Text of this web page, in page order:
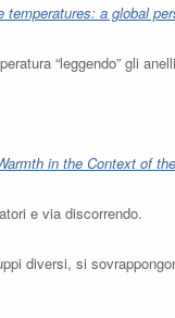
temperatures: a global
“leggendo” gli
in the Context of
e via discorrendo.
diversi, si